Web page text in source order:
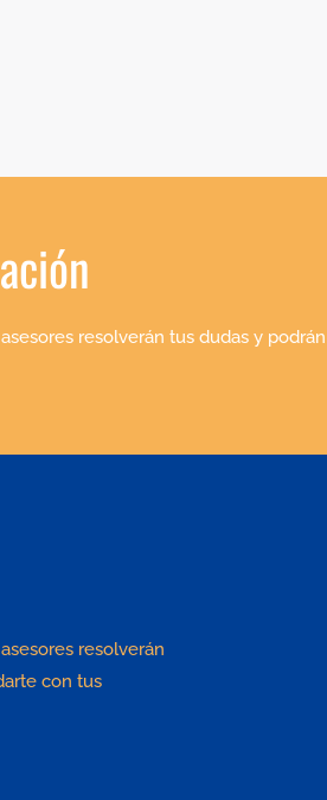
resolverán tus dudas y
resolverán
con tus